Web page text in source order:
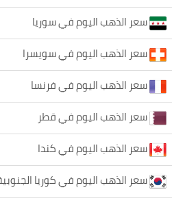
سعر الذهب اليوم في سوريا
سعر الذهب اليوم في سويسرا
سعر الذهب اليوم في فرنسا
سعر الذهب اليوم في قطر
سعر الذهب اليوم في كندا
سعر الذهب اليوم في كوريا